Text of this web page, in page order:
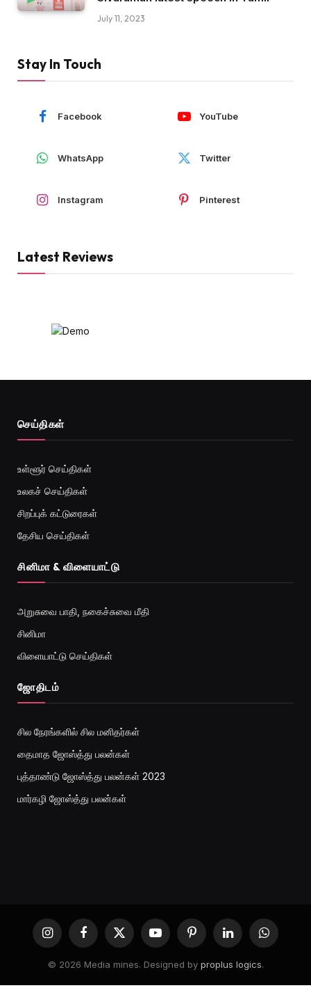
July 11, 2023
Stay In Touch
Facebook YouTube
WhatsApp Twitter
Instagram Pinterest
Latest Reviews
செய்திகள்
உள்ளூர் செய்திகள்
உலகச் செய்திகள்
சிறப்புக் கட்டுரைகள்
தேசிய செய்திகள்
சினிமா & விளையாட்டு
அறுசுவை பாதி, நகைச்சுவை மீதி
சினிமா
விளையாட்டு செய்திகள்
ஜோ‌திட‌ம்
சில நேரங்களில் சில மனிதர்கள்
தைமாத ஜோஸ்த்து பலன்கள்
புத்தாண்டு ஜோஸ்த்து பலன்கள் 2023
மார்கழி ஜோஸ்த்து பலன்கள்
InstagramFacebook
X
(Twitter)
YouTubePinterestLinkedInWhatsApp
© 2026 Media mines. Designed by proplus logics.